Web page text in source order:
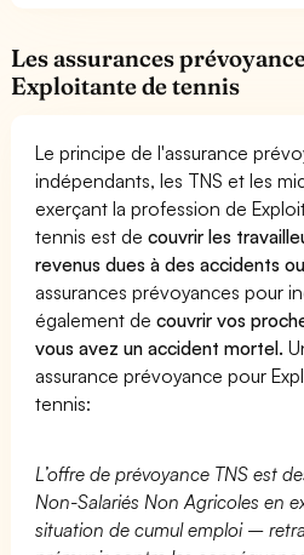
Les assurances
Exploitante de tennis
Le principe de l'assurance
indépendants, les TNS et les
exerçant la profession de
tennis est decouvrir les
revenus dues à des accidents
assurances prévoyances pour
également decouvrir vos
vous avez un accident mortel.
assurance prévoyance pour
tennis:
L’offre de prévoyance TNS est
Non-Salariés Non Agricoles en
situation de cumul emploi –